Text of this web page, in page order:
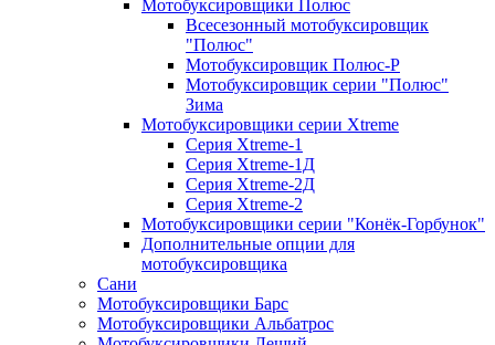
Мотобуксировщики Полюс
Всесезонный мотобуксировщик
"Полюс"
Мотобуксировщик Полюс-Р
Мотобуксировщик серии "Полюс"
Зима
Мотобуксировщики серии Xtreme
Серия Xtreme-1
Серия Xtreme-1Д
Серия Xtreme-2Д
Серия Xtreme-2
Мотобуксировщики серии "Конёк-Горбунок"
Дополнительные опции для
мотобуксировщика
Сани
Мотобуксировщики Барс
Мотобуксировщики Альбатрос